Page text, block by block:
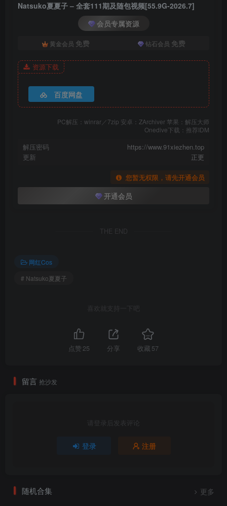
Natsuko夏夏子 – NO.092 GQuuuuuuX 玛秋 [74P-301MB]
Natsuko夏夏子 – NO.091 灰姑娘水晶公主Cinderella（NIKKE The
Goddess of Victory）[97P-394M]
[2.5]
Natsuko夏夏子 – NO.090 NIKKE 爱德·特工兔女郎[86P-4V-643.7M]
Natsuko夏夏子 – NO.088 &星澜是澜澜叫澜妹呀 蔚蓝档案 飞鸟马时
Natsuko夏夏子 – NO.087 碧蓝航线 翔鹤赛车服[30P-219.1M]
[11.30]
Natsuko夏夏子 – NO.085 黑丝女仆[49P-1V-556.7M]✦自购✦
Natsuko夏夏子 – NO.084 碧蓝航线 镇海旗袍[76P-498M]
[10.15]
[8.14]
Natsuko夏夏子 – 全套111期及随包视频[55.9G-2026.7]
会员专属资源
黄金会员 免费 钻石会员 免费
资源下载
百度网盘
PC解压：winrar／7zip 安卓：ZArchiver 苹果：解压大师
Onedive下载：推荐IDM
解压密码
https://www.91xiezhen.top
更新
正更
您暂无权限，请先开通会员
开通会员
THE END
网红Cos
# Natsuko夏夏子
喜欢就支持一下吧
点赞25 分享 收藏 57
留言 抢沙发
请登录后发表评论
登录 注册
随机合集 更多